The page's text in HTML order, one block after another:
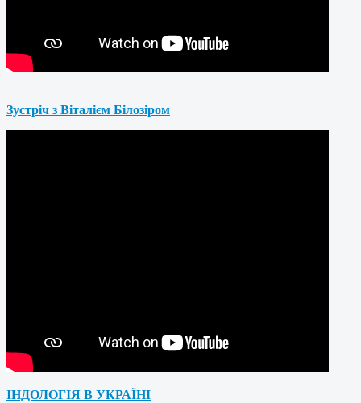
Зустріч з Віталієм Білозіром
ІНДОЛОГІЯ В УКРАЇНІ